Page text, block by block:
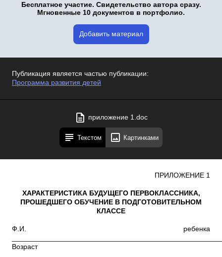
Бесплатное участие. Свидетельство автора сразу.
Мгновенные 10 документов в портфолио.
Добавить материал
Публикация является частью публикации:
Программа развития детей
приложение 1.doc
Текстом Картинками
ПРИЛОЖЕНИЕ 1
ХАРАКТЕРИСТИКА БУДУЩЕГО ПЕРВОКЛАССНИКА,
ПРОШЕДШЕГО ОБУЧЕНИЕ В ПОДГОТОВИТЕЛЬНОМ
КЛАССЕ
Ф.И. ребенка
Возраст